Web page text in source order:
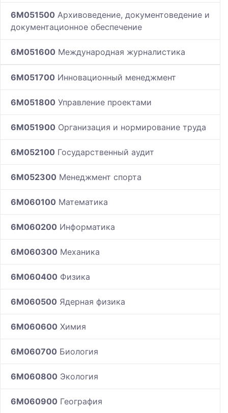
6M051500 Архивоведение, документоведение и
документационное обеспечение
6M051600 Международная журналистика
6M051700 Инновационный менеджмент
6M051800 Управление проектами
6M051900 Организация и нормирование труда
6M052100 Государственный аудит
6M052300 Менеджмент спорта
6M060100 Математика
6M060200 Информатика
6M060300 Механика
6M060400 Физика
6M060500 Ядерная физика
6M060600 Химия
6M060700 Биология
6M060800 Экология
6M060900 География